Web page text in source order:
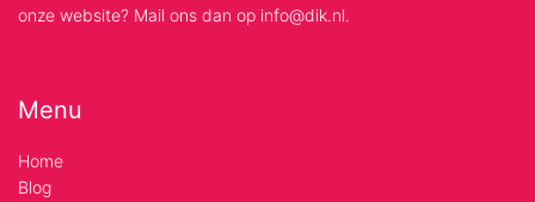
onze website? Mail ons dan op info@dik.nl.
Menu
Home
Blog